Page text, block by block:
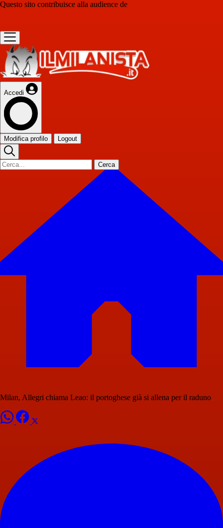
Questo sito contribuisce alla audience de
Accedi
Modifica profilo Logout
Cerca
Milan, Allegri chiama Leao: il portoghese già si allena per il raduno